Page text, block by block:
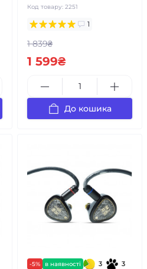
Код товару: 2251
1
1 839₴
1 599₴
До кошика
-5% в наявності 3 3